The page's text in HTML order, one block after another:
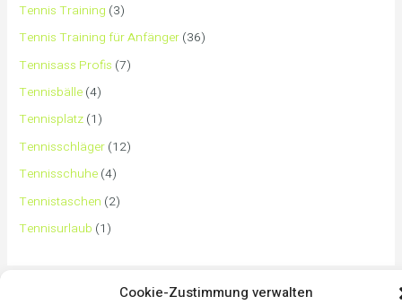
Cookie-Zustimmung verwalten
Tennis Training (3)
Tennis Training für Anfänger (36)
Tennisass Profis (7)
Tennisbälle (4)
Tennisplatz (1)
Tennisschläger (12)
Tennisschuhe (4)
Tennistaschen (2)
Tennisurlaub (1)